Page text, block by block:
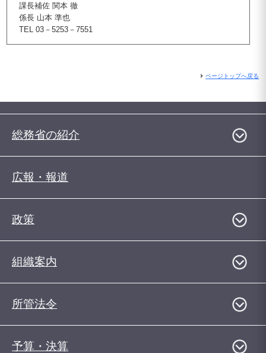
課長補佐 関本 徹
係長 山本 準也
TEL 03－5253－7551
ページトップへ戻る
総務省の紹介
広報・報道
政策
組織案内
所管法令
予算・決算